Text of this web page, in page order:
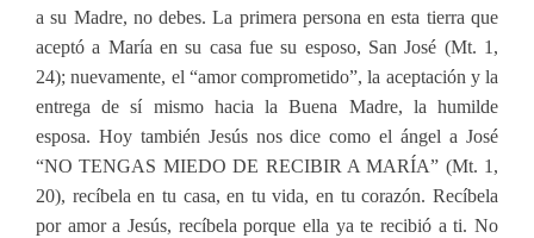
a su Madre, no debes. La primera persona en esta tierra que
aceptó a María en su casa fue su esposo, San José (Mt. 1,
24); nuevamente, el “amor comprometido”, la aceptación y la
entrega de sí mismo hacia la Buena Madre, la humilde
esposa. Hoy también Jesús nos dice como el ángel a José
“NO TENGAS MIEDO DE RECIBIR A MARÍA” (Mt. 1,
20), recíbela en tu casa, en tu vida, en tu corazón. Recíbela
por amor a Jesús, recíbela porque ella ya te recibió a ti. No